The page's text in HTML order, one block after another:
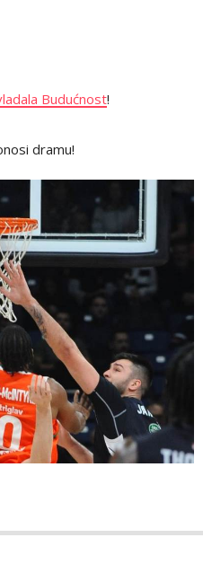
Budućnost!
dramu!